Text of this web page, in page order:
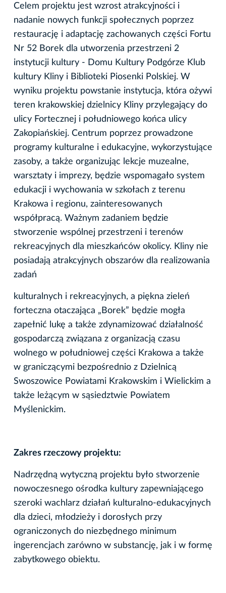
Celem projektu jest wzrost atrakcyjności i
nadanie nowych funkcji społecznych poprzez
restaurację i adaptację zachowanych części Fortu
Nr 52 Borek dla utworzenia przestrzeni 2
instytucji kultury - Domu Kultury Podgórze Klub
kultury Kliny i Biblioteki Piosenki Polskiej. W
wyniku projektu powstanie instytucja, która ożywi
teren krakowskiej dzielnicy Kliny przylegający do
ulicy Fortecznej i południowego końca ulicy
Zakopiańskiej. Centrum poprzez prowadzone
programy kulturalne i edukacyjne, wykorzystujące
zasoby, a także organizując lekcje muzealne,
warsztaty i imprezy, będzie wspomagało system
edukacji i wychowania w szkołach z terenu
Krakowa i regionu, zainteresowanych
współpracą. Ważnym zadaniem będzie
stworzenie wspólnej przestrzeni i terenów
rekreacyjnych dla mieszkańców okolicy. Kliny nie
posiadają atrakcyjnych obszarów dla realizowania
zadań
kulturalnych i rekreacyjnych, a piękna zieleń
forteczna otaczająca „Borek” będzie mogła
zapełnić lukę a także zdynamizować działalność
gospodarczą związana z organizacją czasu
wolnego w południowej części Krakowa a także
w graniczącymi bezpośrednio z Dzielnicą
Swoszowice Powiatami Krakowskim i Wielickim a
także leżącym w sąsiedztwie Powiatem
Myślenickim.
Zakres rzeczowy projektu:
Nadrzędną wytyczną projektu było stworzenie
nowoczesnego ośrodka kultury zapewniającego
szeroki wachlarz działań kulturalno-edukacyjnych
dla dzieci, młodzieży i dorosłych przy
ograniczonych do niezbędnego minimum
ingerencjach zarówno w substancję, jak i w formę
zabytkowego obiektu.